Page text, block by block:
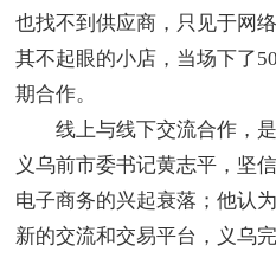
也找不到供应商，只见于网
其不起眼的小店，当场下了
期合作。
线上与线下交流合作，是
义乌前市委书记黄志平，坚
电子商务的兴起衰落；他认
新的交流和交易平台，义乌